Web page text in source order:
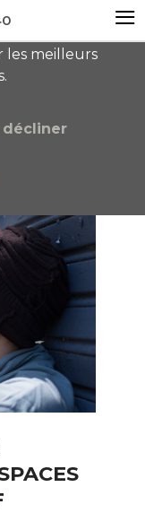
AC
les meilleurs
décliner
≡